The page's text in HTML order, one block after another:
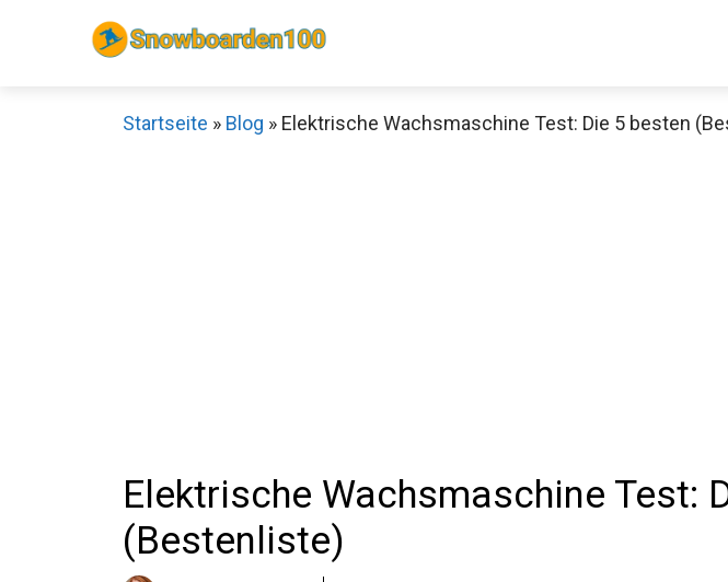
Startseite » Blog » Elektrische Wachsmaschine Test: Die 5 besten
Elektrische Wachsmaschine Test:
(Bestenliste)
Schaue dir jetzt die